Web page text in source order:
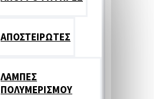
ΑΠΟΣΤΕΙΡΩΤΕΣ
ΛΑΜΠΕΣ
ΠΟΛΥΜΕΡΙΣΜΟΥ